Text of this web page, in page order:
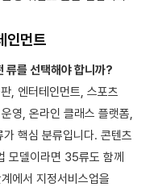
인먼트
류를 선택해야 합니까?
, 엔터테인먼트, 스포츠
영, 온라인 클래스 플랫폼,
핵심 분류입니다. 콘텐츠
모델이라면 35류도 함께
에서 지정서비스업을